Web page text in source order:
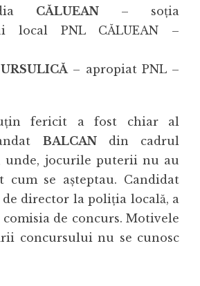
CĂLUEAN – soția
local PNL CĂLUEAN –
URSULICĂ– apropiat PNL –
fericit a fost chiar al
BALCANdin cadrul
unde, jocurile puterii nu au
cum se așteptau. Candidat
director la poliția locală, a
de concurs. Motivele
concursului nu se cunosc